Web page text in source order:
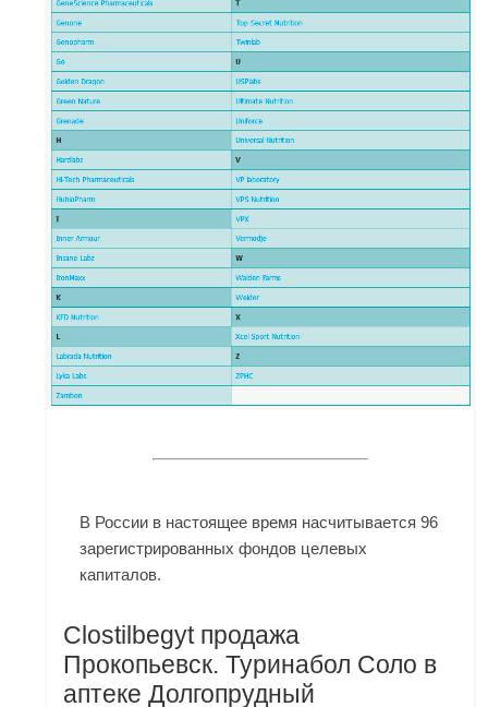
В России в настоящее время насчитывается 96
зарегистрированных фондов целевых
капиталов.
Clostilbegyt продажа
Прокопьевск. Туринабол Соло в
аптеке Долгопрудный